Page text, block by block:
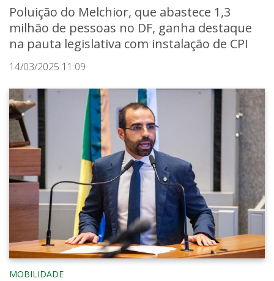
Poluição do Melchior, que abastece 1,3
milhão de pessoas no DF, ganha destaque
na pauta legislativa com instalação de CPI
14/03/2025 11:09
MOBILIDADE